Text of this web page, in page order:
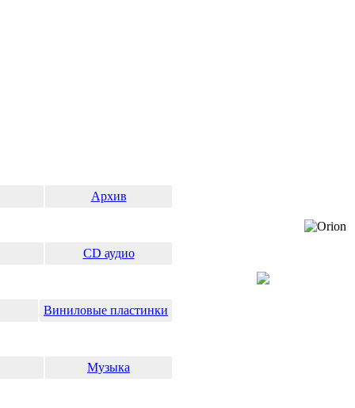
Архив
СD аудио
Виниловые пластинки
Музыка